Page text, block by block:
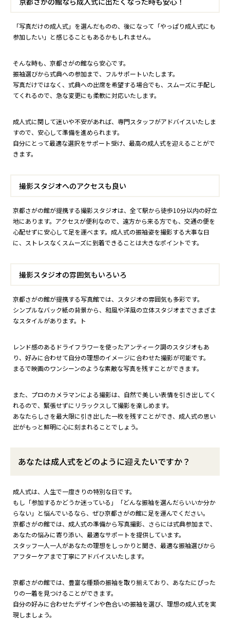
「写真だけの成人式」を選んだものの、後になって「やっぱり成人式にも
参加したい」と感じることもあるかもしれません。
そんな時も、京都さがの館なら安心です。
振袖選びから式典への参加まで、フルサポートいたします。
写真だけではなく、式典への出席を希望する場合でも、スムーズに手配し
てくれるので、急な変更にも柔軟に対応いたします。
成人式に関して迷いや不安があれば、専門スタッフがアドバイスいたしま
すので、安心して準備を進められます。
自分にとって最適な選択をサポート受け、最高の成人式を迎えることがで
きます。
撮影スタジオへのアクセスも良い
京都さがの館が提携する撮影スタジオは、全て駅から徒歩10分以内の好立
地にあります。アクセスが便利なので、遠方から来る方でも、交通の便を
心配せずに安心して足を運べます。成人式の振袖姿を撮影する大事な日
に、ストレスなくスムーズに到着できることは大きなポイントです。
撮影スタジオの雰囲気もいろいろ
京都さがの館が提携する写真館では、スタジオの雰囲気も多彩です。
シンプルなバック紙の背景から、和風や洋風の立体スタジオまでさまざま
なスタイルがあります。ト
レンド感のあるドライフラワーを使ったアンティーク調のスタジオもあ
り、好みに合わせて自分の理想のイメージに合わせた撮影が可能です。
まるで映画のワンシーンのような素敵な写真を残すことができます。
また、プロのカメラマンによる撮影は、自然で美しい表情を引き出してく
れるので、緊張せずにリラックスして撮影を楽しめます。
あなたらしさを最大限に引き出した一枚を残すことができ、成人式の思い
出がもっと鮮明に心に刻まれることでしょう。
あなたは成人式をどのように迎えたいですか？
成人式は、人生で一度きりの特別な日です。
もし「参加するかどうか迷っている」「どんな振袖を選んだらいいか分か
らない」と悩んでいるなら、ぜひ京都さがの館に足を運んでください。
京都さがの館では、成人式の準備から写真撮影、さらには式典参加まで、
あなたの悩みに寄り添い、最適なサポートを提供しています。
スタッフ一人一人があなたの理想をしっかりと聞き、最適な振袖選びから
アフターケアまで丁寧にアドバイスいたします。
京都さがの館では、豊富な種類の振袖を取り揃えており、あなたにぴった
りの一着を見つけることができます。
自分の好みに合わせたデザインや色合いの振袖を選び、理想の成人式を実
現しましょう。